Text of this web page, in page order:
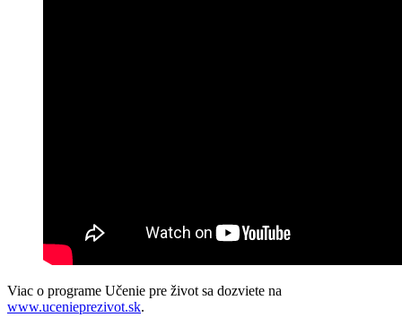
Viac o programe Učenie pre život sa dozviete na
www.ucenieprezivot.sk.